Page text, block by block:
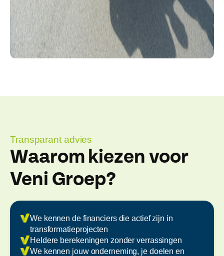
Transparant advies
Waarom kiezen voor
Veni Groep?
We kennen de financiers die actief zijn in
transformatieprojecten
Heldere berekeningen zonder verrassingen
We kennen jouw onderneming, je doelen en